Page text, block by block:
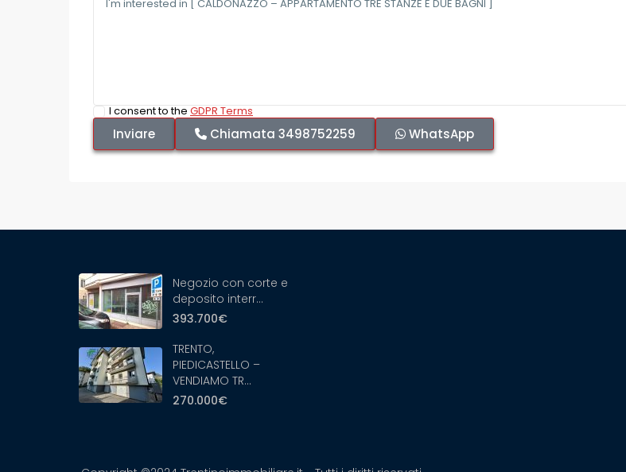
I consent to theGDPR Terms
Chiamata 3498752259 WhatsApp
Negozio con corte e
deposito interr...
393.700€
TRENTO,
PIEDICASTELLO –
VENDIAMO TR...
270.000€